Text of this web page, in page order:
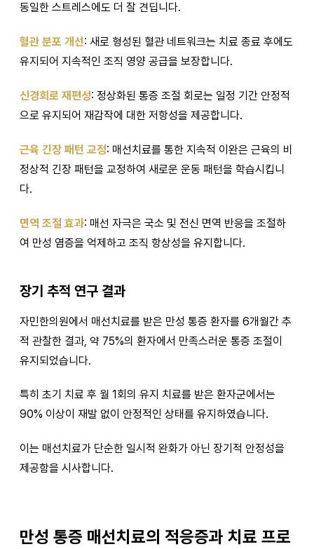
동일한 스트레스에도 더 잘 견딥니다.
혈관 분포 개선: 새로 형성된 혈관 네트워크는 치료 종료 후에도
유지되어 지속적인 조직 영양 공급을 보장합니다.
신경회로 재편성: 정상화된 통증 조절 회로는 일정 기간 안정적
으로 유지되어 재감작에 대한 저항성을 제공합니다.
근육 긴장 패턴 교정: 매선치료를 통한 지속적 이완은 근육의 비
정상적 긴장 패턴을 교정하여 새로운 운동 패턴을 학습시킵니
다.
면역 조절 효과: 매선 자극은 국소 및 전신 면역 반응을 조절하
여 만성 염증을 억제하고 조직 항상성을 유지합니다.
장기 추적 연구 결과
자민한의원에서 매선치료를 받은 만성 통증 환자를 6개월간 추
적 관찰한 결과, 약 75%의 환자에서 만족스러운 통증 조절이
유지되었습니다.
특히 초기 치료 후 월 1회의 유지 치료를 받은 환자군에서는
90% 이상이 재발 없이 안정적인 상태를 유지하였습니다.
이는 매선치료가 단순한 일시적 완화가 아닌 장기적 안정성을
제공함을 시사합니다.
만성 통증 매선치료의 적응증과 치료 프로